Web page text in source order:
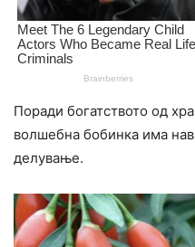
Поради богатството од
волшебна бобинка има
делување.